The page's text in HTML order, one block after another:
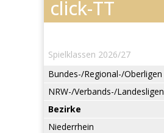
Spielklassen 2026/27
Bundes-/Regional-/Oberligen
NRW-/Verbands-/Landesligen
Bezirke
Niederrhein